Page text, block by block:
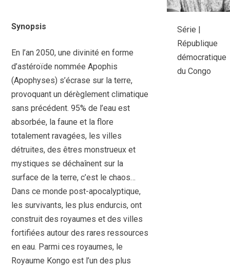
Synopsis
En l’an 2050, une divinité en forme
d’astéroïde nommée Apophis
(Apophyses) s’écrase sur la terre,
provoquant un dérèglement climatique
sans précédent. 95% de l’eau est
absorbée, la faune et la flore
totalement ravagées, les villes
détruites, des êtres monstrueux et
mystiques se déchaînent sur la
surface de la terre, c’est le chaos…
Dans ce monde post-apocalyptique,
les survivants, les plus endurcis, ont
construit des royaumes et des villes
fortifiées autour des rares ressources
en eau. Parmi ces royaumes, le
Royaume Kongo est l’un des plus
Série |
République
démocratique
du Congo